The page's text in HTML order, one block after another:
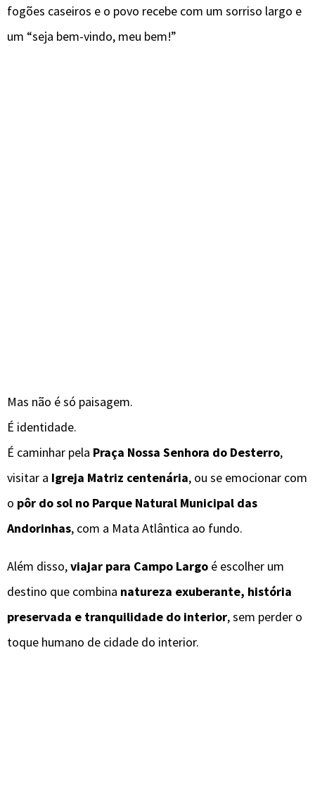
fogões caseiros e o povo recebe com um sorriso largo e
um “seja bem-vindo, meu bem!”
Mas não é só paisagem.
É identidade.
É caminhar pela Praça Nossa Senhora do Desterro,
visitar a Igreja Matriz centenária, ou se emocionar com
o pôr do sol no Parque Natural Municipal das
Andorinhas, com a Mata Atlântica ao fundo.
Além disso,viajar para Campo Largo é escolher um
destino que combina natureza exuberante, história
preservada e tranquilidade do interior, sem perder o
toque humano de cidade do interior.